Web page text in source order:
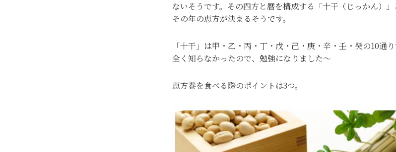
ないそうです。その四方と暦を構成する「十干（じっかん）
その年の恵方が決まるそうです。
「十干」は甲・乙・丙・丁・戊・己・庚・辛・壬・癸の10通
全く知らなかったので、勉強になりました～
恵方巻を食べる際のポイントは3つ。